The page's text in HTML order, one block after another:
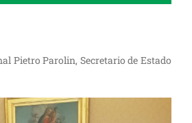
Pietro Parolin, Secretario de Estado